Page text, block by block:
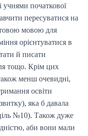
учнями початкової
пересуватися на
мовою для
орієнтуватися в
й писати
тощо. Крім цих
менш очевидні,
освіти
яка б давала
№10). Також дуже
аби вони мали